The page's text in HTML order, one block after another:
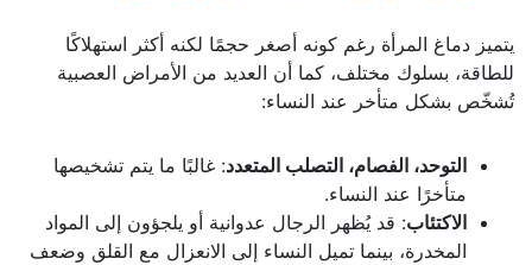
يتميز دماغ المرأة رغم كونه أصغر حجمًا لكنه أكثر استهلاكًا
للطاقة، بسلوك مختلف، كما أن العديد من الأمراض العصبية
تُشخّص بشكل متأخر عند النساء:
التوحد، الفصام، التصلب المتعدد: غالبًا ما يتم تشخيصها
متأخرًا عند النساء.
الاكتئاب: قد يُظهر الرجال عدوانية أو يلجؤون إلى المواد
المخدرة، بينما تميل النساء إلى الانعزال مع القلق وضعف